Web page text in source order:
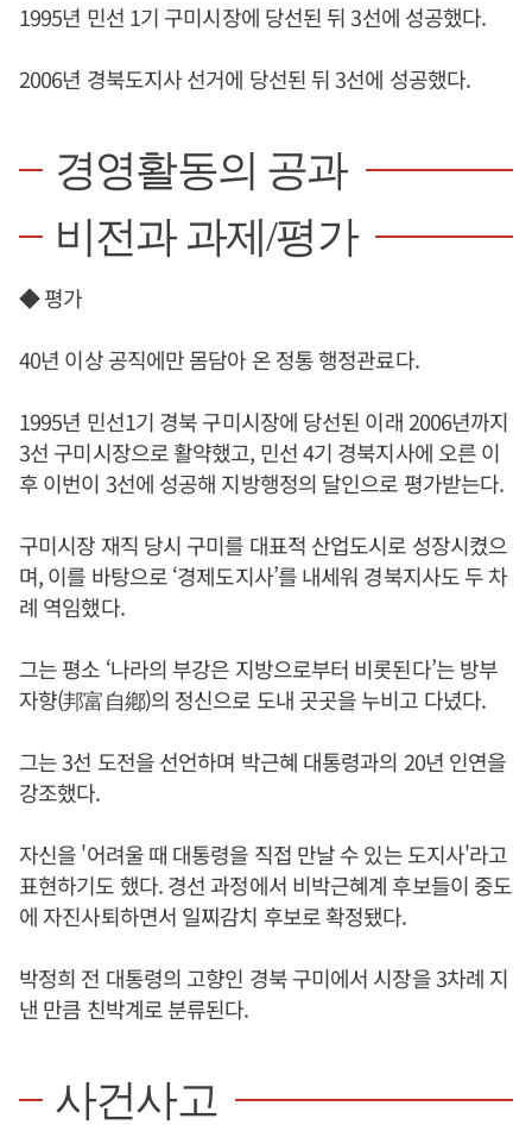
1995년 민선 1기 구미시장에 당선된 뒤 3선에 성공했다.
2006년 경북도지사 선거에 당선된 뒤 3선에 성공했다.
경영활동의 공과
비전과 과제/평가
◆ 평가
40년 이상 공직에만 몸담아 온 정통 행정관료다.
1995년 민선1기 경북 구미시장에 당선된 이래 2006년까지
3선 구미시장으로 활약했고, 민선 4기 경북지사에 오른 이
후 이번이 3선에 성공해 지방행정의 달인으로 평가받는다.
구미시장 재직 당시 구미를 대표적 산업도시로 성장시켰으
며, 이를 바탕으로 ‘경제도지사’를 내세워 경북지사도 두 차
례 역임했다.
그는 평소 ‘나라의 부강은 지방으로부터 비롯된다’는 방부
자향(邦富自鄕)의 정신으로 도내 곳곳을 누비고 다녔다.
그는 3선 도전을 선언하며 박근혜 대통령과의 20년 인연을
강조했다.
자신을 '어려울 때 대통령을 직접 만날 수 있는 도지사'라고
표현하기도 했다. 경선 과정에서 비박근혜계 후보들이 중도
에 자진사퇴하면서 일찌감치 후보로 확정됐다.
박정희 전 대통령의 고향인 경북 구미에서 시장을 3차례 지
낸 만큼 친박계로 분류된다.
사건사고